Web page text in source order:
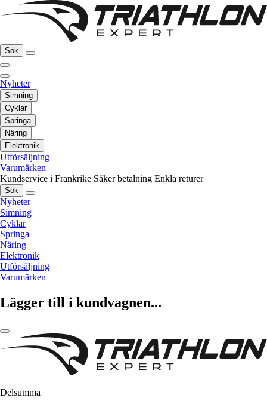
Sök
Nyheter
Simning
Cyklar
Springa
Näring
Elektronik
Utförsäljning
Varumärken
Kundservice i Frankrike Säker betalning Enkla returer
Sök
Nyheter
Simning
Cyklar
Springa
Näring
Elektronik
Utförsäljning
Varumärken
Lägger till i kundvagnen...
Delsumma